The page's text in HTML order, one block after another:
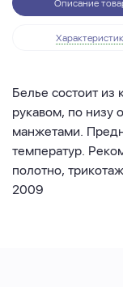
Описание
Белье состоит
рукавом, по низу
манжетами.
температур.
полотно,
2009